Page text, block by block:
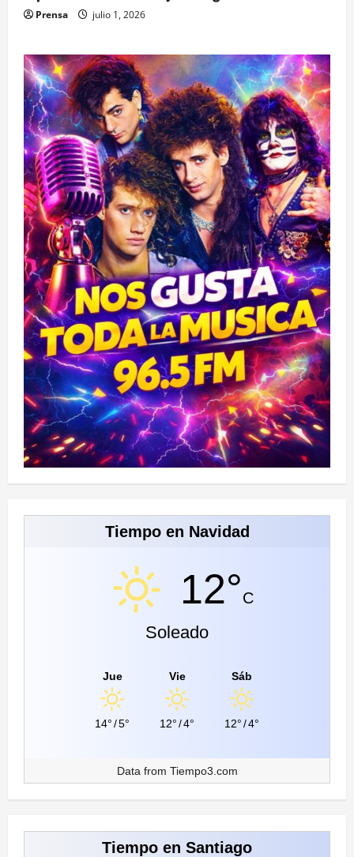
Prensa julio 1, 2026
Tiempo en Navidad
12°C
Soleado
Jue
14°/5°
Vie
12°/4°
Sáb
12°/4°
Data from Tiempo3.com
Tiempo en Santiago